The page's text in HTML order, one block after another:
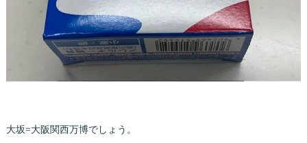
大坂=大阪関西万博でしょう。